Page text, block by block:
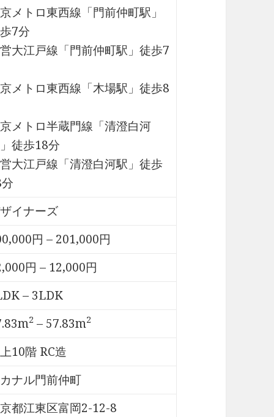
メトロ東西線「門前仲町駅」
7分
大江戸線「門前仲町駅」徒歩7
メトロ東西線「木場駅」徒歩8
メトロ半蔵門線「清澄白河
徒歩18分
大江戸線「清澄白河駅」徒歩
イナーズ
円 – 201,000円
円 – 12,000円
– 3LDK
2 – 57.83m2
10階 RC造
ナル門前仲町
都江東区富岡2-12-8